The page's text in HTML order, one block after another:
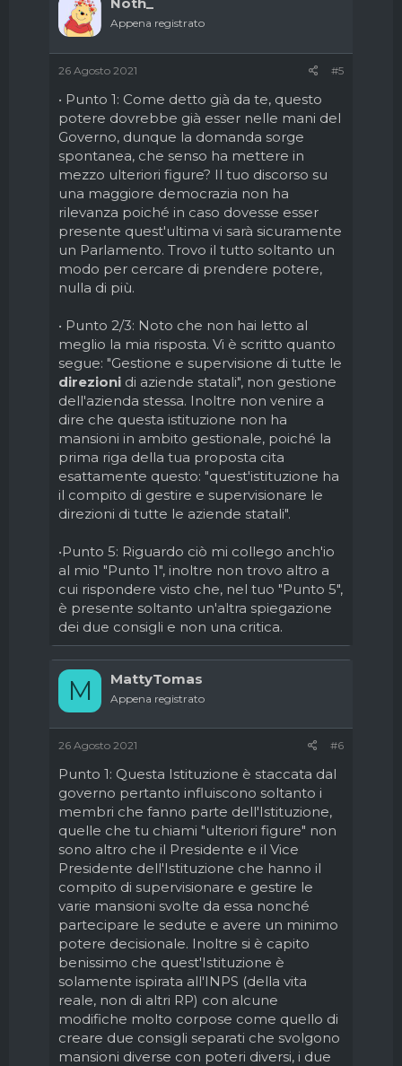
Appena registrato
26 Agosto 2021 #5
• Punto 1: Come detto già da te, questo
potere dovrebbe già esser nelle mani del
Governo, dunque la domanda sorge
spontanea, che senso ha mettere in
mezzo ulteriori figure? Il tuo discorso su
una maggiore democrazia non ha
rilevanza poiché in caso dovesse esser
presente quest'ultima vi sarà sicuramente
un Parlamento. Trovo il tutto soltanto un
modo per cercare di prendere potere,
nulla di più.
• Punto 2/3: Noto che non hai letto al
meglio la mia risposta. Vi è scritto quanto
segue: "Gestione e supervisione di tutte le
direzioni di aziende statali", non gestione
dell'azienda stessa. Inoltre non venire a
dire che questa istituzione non ha
mansioni in ambito gestionale, poiché la
prima riga della tua proposta cita
esattamente questo: "quest'istituzione ha
il compito di gestire e supervisionare le
direzioni di tutte le aziende statali".
•Punto 5: Riguardo ciò mi collego anch'io
al mio "Punto 1", inoltre non trovo altro a
cui rispondere visto che, nel tuo "Punto 5",
è presente soltanto un'altra spiegazione
dei due consigli e non una critica.
M MattyTomas
Appena registrato
26 Agosto 2021 #6
Punto 1: Questa Istituzione è staccata dal
governo pertanto influiscono soltanto i
membri che fanno parte dell'Istituzione,
quelle che tu chiami "ulteriori figure" non
sono altro che il Presidente e il Vice
Presidente dell'Istituzione che hanno il
compito di supervisionare e gestire le
varie mansioni svolte da essa nonché
partecipare le sedute e avere un minimo
potere decisionale. Inoltre si è capito
benissimo che quest'Istituzione è
solamente ispirata all'INPS (della vita
reale, non di altri RP) con alcune
modifiche molto corpose come quello di
creare due consigli separati che svolgono
mansioni diverse con poteri diversi, i due